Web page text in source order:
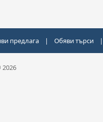
предлага | Обяви търси |
2026